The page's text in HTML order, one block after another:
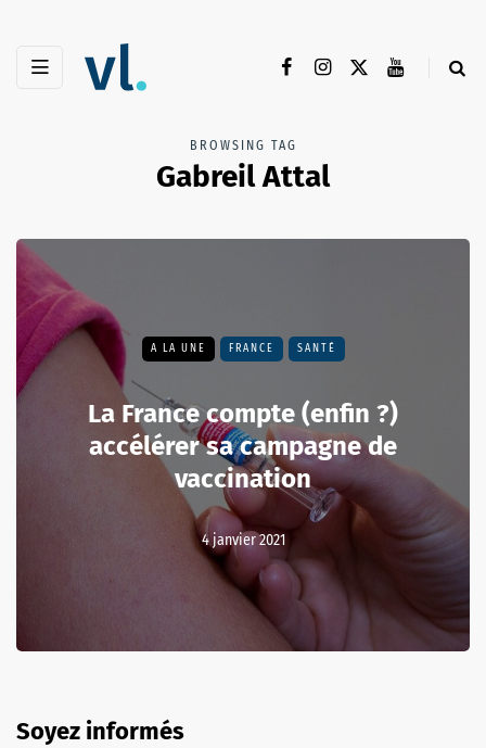
BROWSING TAG
Gabreil Attal
A LA UNE FRANCE SANTÉ
La France compte (enfin ?)
accélérer sa campagne de
vaccination
4 janvier 2021
Soyez informés